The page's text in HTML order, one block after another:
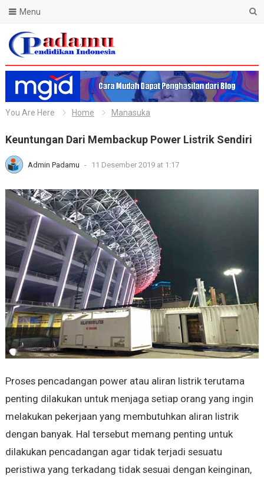
Blog Padamu
Menu
You Are Here Home Manasuka
Keuntungan Dari Membackup Power Listrik Sendiri
Admin Padamu - 11 Desember 2019 at 1:17
Proses pencadangan power atau aliran listrik terutama
penting dilakukan untuk menjaga setiap orang yang ingin
melakukan pekerjaan yang membutuhkan aliran listrik
dengan banyak. Hal tersebut memang penting untuk
dilakukan pencadangan agar tidak terjadi sesuatu
peristiwa yang terkadang tidak sesuai dengan keinginan,